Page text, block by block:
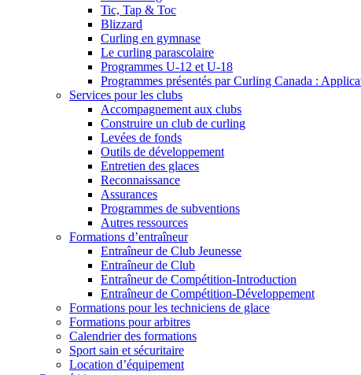
Tic, Tap & Toc
Blizzard
Curling en gymnase
Le curling parascolaire
Programmes U-12 et U-18
Programmes présentés par Curling Canada :
Services pour les clubs
Accompagnement aux clubs
Construire un club de curling
Levées de fonds
Outils de développement
Entretien des glaces
Reconnaissance
Assurances
Programmes de subventions
Autres ressources
Formations d’entraîneur
Entraîneur de Club Jeunesse
Entraîneur de Club
Entraîneur de Compétition-Introduction
Entraîneur de Compétition-Développement
Formations pour les techniciens de glace
Formations pour arbitres
Calendrier des formations
Sport sain et sécuritaire
Location d’équipement